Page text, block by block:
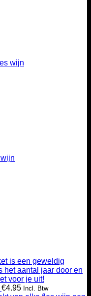
€4.95 Incl. Btw